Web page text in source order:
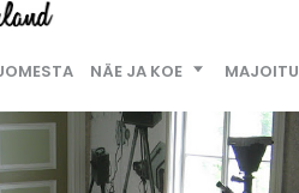
NÄE JA KOE MAJOITU